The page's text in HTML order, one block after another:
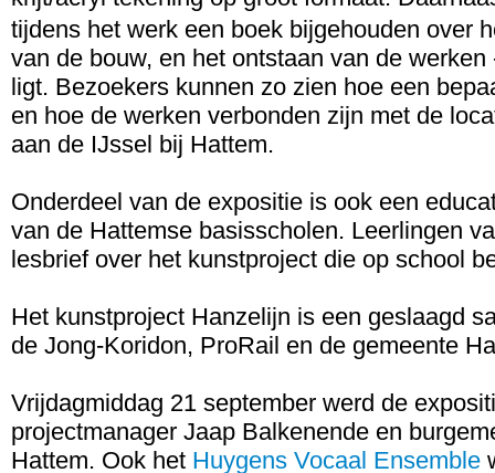
tijdens het werk een boek bijgehouden over
van de bouw, en het ontstaan van de
ligt. Bezoekers kunnen zo zien hoe een
en hoe de werken verbonden zijn met de
aan de IJssel bij Hattem.
Onderdeel van de expositie is ook een
van de Hattemse basisscholen. Leerlingen
lesbrief over het kunstproject die op school
Het kunstproject Hanzelijn is een geslaagd
de Jong-Koridon, ProRail en de gemeente
Vrijdagmiddag 21 september werd de
projectmanager Jaap Balkenende en
Hattem. Ook het Huygens Vocaal Ensemble